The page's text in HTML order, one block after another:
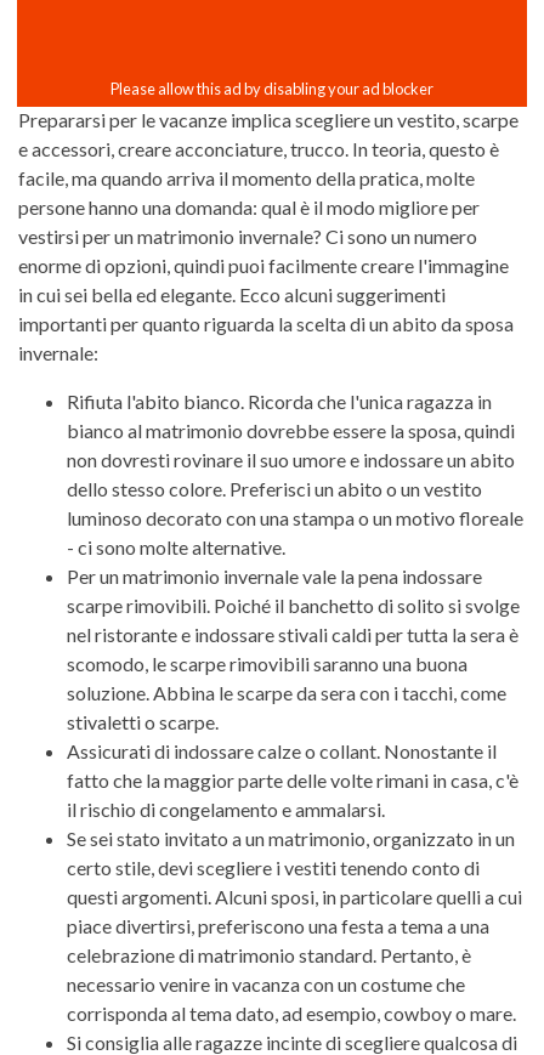
Prepararsi per le vacanze implica scegliere un vestito, scarpe
e accessori, creare acconciature, trucco. In teoria, questo è
facile, ma quando arriva il momento della pratica, molte
persone hanno una domanda: qual è il modo migliore per
vestirsi per un matrimonio invernale? Ci sono un numero
enorme di opzioni, quindi puoi facilmente creare l'immagine
in cui sei bella ed elegante. Ecco alcuni suggerimenti
importanti per quanto riguarda la scelta di un abito da sposa
invernale:
Rifiuta l'abito bianco. Ricorda che l'unica ragazza in
bianco al matrimonio dovrebbe essere la sposa, quindi
non dovresti rovinare il suo umore e indossare un abito
dello stesso colore. Preferisci un abito o un vestito
luminoso decorato con una stampa o un motivo floreale
- ci sono molte alternative.
Per un matrimonio invernale vale la pena indossare
scarpe rimovibili. Poiché il banchetto di solito si svolge
nel ristorante e indossare stivali caldi per tutta la sera è
scomodo, le scarpe rimovibili saranno una buona
soluzione. Abbina le scarpe da sera con i tacchi, come
stivaletti o scarpe.
Assicurati di indossare calze o collant. Nonostante il
fatto che la maggior parte delle volte rimani in casa, c'è
il rischio di congelamento e ammalarsi.
Se sei stato invitato a un matrimonio, organizzato in un
certo stile, devi scegliere i vestiti tenendo conto di
questi argomenti. Alcuni sposi, in particolare quelli a cui
piace divertirsi, preferiscono una festa a tema a una
celebrazione di matrimonio standard. Pertanto, è
necessario venire in vacanza con un costume che
corrisponda al tema dato, ad esempio, cowboy o mare.
Si consiglia alle ragazze incinte di scegliere qualcosa di